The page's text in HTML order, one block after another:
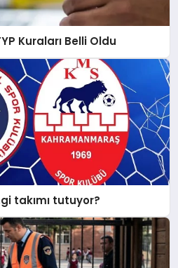
Kuraları Belli Oldu
takımı tutuyor?